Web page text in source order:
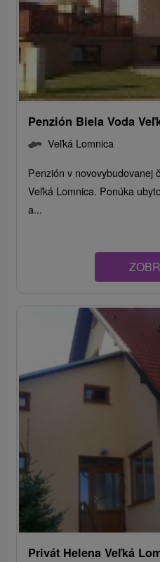
Penzión Biela Voda
Veľká Lomnica
Penzión v novovybudovanej
Veľká Lomnica. Ponúka
a...
Privát Helena Veľká